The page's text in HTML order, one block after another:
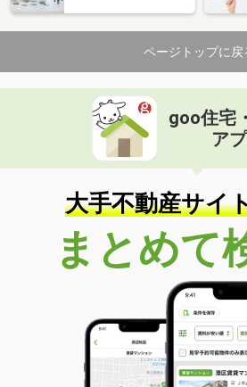
ページトップに戻
goo住宅
ア
大手不動産サイ
まとめて